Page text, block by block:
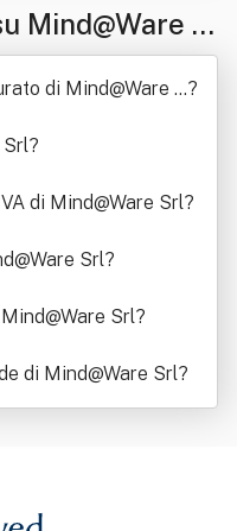
Mind@Ware S
di Mind@Ware S?
Srl?
di Mind@Ware Srl?
Srl?
Srl?
di Mind@Ware Srl?